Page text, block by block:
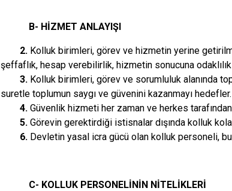
B- HİZMET ANLAYIŞI
2. Kolluk birimleri, görev ve hizmetin yerine
şeffaflık, hesap verebilirlik, hizmetin sonucuna
3. Kolluk birimleri, görev ve sorumluluk alanında
suretle toplumun saygı ve güvenini kazanmayı hedefler.
4.Güvenlik hizmeti her zaman ve herkes tarafından
5.Görevin gerektirdiği istisnalar dışında kolluk
6. Devletin yasal icra gücü olan kolluk personeli,
C- KOLLUK PERSONELİNİN NİTELİKLERİ